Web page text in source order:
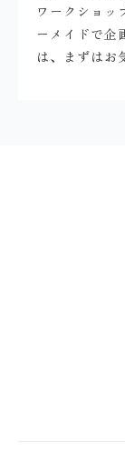
ワークショッ
ーメイドで企
は、まずはお